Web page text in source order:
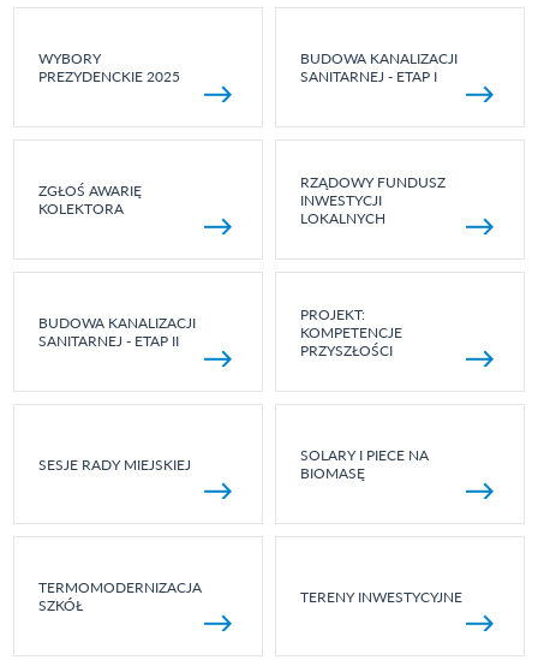
WYBORY
PREZYDENCKIE 2025
BUDOWA KANALIZACJI
SANITARNEJ - ETAP I
ZGŁOŚ AWARIĘ
KOLEKTORA
RZĄDOWY FUNDUSZ
INWESTYCJI
LOKALNYCH
BUDOWA KANALIZACJI
SANITARNEJ - ETAP II
PROJEKT:
KOMPETENCJE
PRZYSZŁOŚCI
SESJE RADY MIEJSKIEJ
SOLARY I PIECE NA
BIOMASĘ
TERMOMODERNIZACJA
SZKÓŁ
TERENY INWESTYCYJNE